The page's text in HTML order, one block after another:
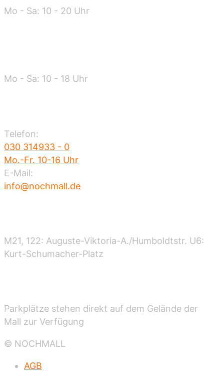
Mo - Sa: 10 - 20 Uhr
Mo - Sa: 10 - 18 Uhr
Telefon:
030 314933 - 0
Mo.-Fr. 10-16 Uhr
E-Mail:
info@nochmall.de
M21, 122: Auguste-Viktoria-A./Humboldtstr. U6:
Kurt-Schumacher-Platz
Parkplätze stehen direkt auf dem Gelände der
Mall zur Verfügung
© NOCHMALL
AGB